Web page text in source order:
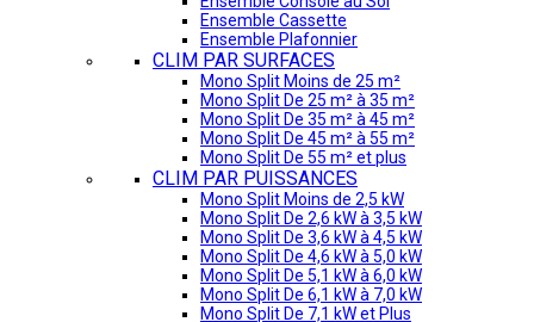
Ensemble Cassette
Ensemble Plafonnier
CLIM PAR SURFACES
Mono Split Moins de 25 m²
Mono Split De 25 m² à 35 m²
Mono Split De 35 m² à 45 m²
Mono Split De 45 m² à 55 m²
Mono Split De 55 m² et plus
CLIM PAR PUISSANCES
Mono Split Moins de 2,5 kW
Mono Split De 2,6 kW à 3,5 kW
Mono Split De 3,6 kW à 4,5 kW
Mono Split De 4,6 kW à 5,0 kW
Mono Split De 5,1 kW à 6,0 kW
Mono Split De 6,1 kW à 7,0 kW
Mono Split De 7,1 kW et Plus